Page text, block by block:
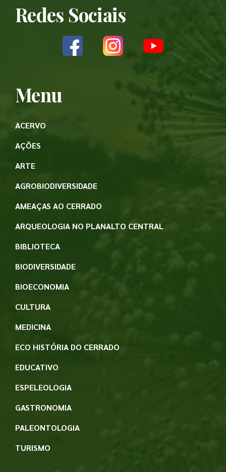
Redes Sociais
Menu
ACERVO
AÇÕES
ARTE
AGROBIODIVERSIDADE
AMEAÇAS AO CERRADO
ARQUEOLOGIA NO PLANALTO CENTRAL
BIBLIOTECA
BIODIVERSIDADE
BIOECONOMIA
CULTURA
MEDICINA
ECO HISTÓRIA DO CERRADO
EDUCATIVO
ESPELEOLOGIA
GASTRONOMIA
PALEONTOLOGIA
TURISMO